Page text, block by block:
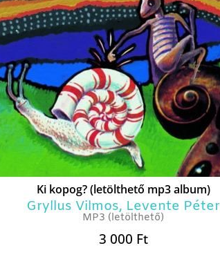
Ki kopog? (letölthető mp3 album)
Gryllus Vilmos, Levente Péter
MP3 (letölthető)
3 000 Ft